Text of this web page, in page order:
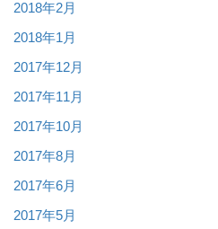
2018年2月
2018年1月
2017年12月
2017年11月
2017年10月
2017年8月
2017年6月
2017年5月